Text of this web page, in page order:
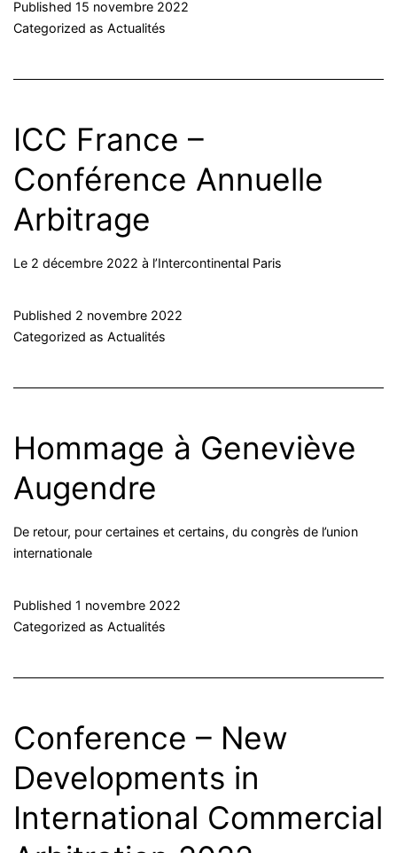
Published 15 novembre 2022
Categorized as Actualités
ICC France –
Conférence Annuelle
Arbitrage
Le 2 décembre 2022 à l’Intercontinental Paris
Published 2 novembre 2022
Categorized as Actualités
Hommage à Geneviève
Augendre
De retour, pour certaines et certains, du congrès de l’union
internationale
Published 1 novembre 2022
Categorized as Actualités
Conference – New
Developments in
International Commercial